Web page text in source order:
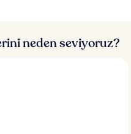
neden seviyoruz?